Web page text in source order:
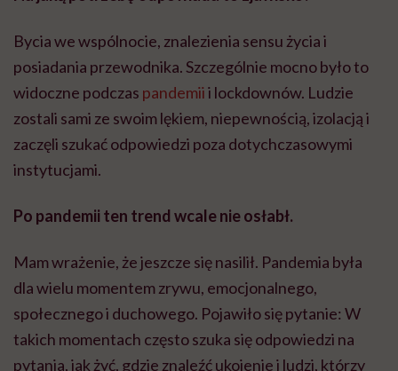
Bycia we wspólnocie, znalezienia sensu życia i
posiadania przewodnika. Szczególnie mocno było to
widoczne podczas pandemiii lockdownów. Ludzie
zostali sami ze swoim lękiem, niepewnością, izolacją i
zaczęli szukać odpowiedzi poza dotychczasowymi
instytucjami.
Po pandemii ten trend wcale nie osłabł.
Mam wrażenie, że jeszcze się nasilił. Pandemia była
dla wielu momentem zrywu, emocjonalnego,
społecznego i duchowego. Pojawiło się pytanie: W
takich momentach często szuka się odpowiedzi na
pytania, jak żyć, gdzie znaleźć ukojenie i ludzi, którzy